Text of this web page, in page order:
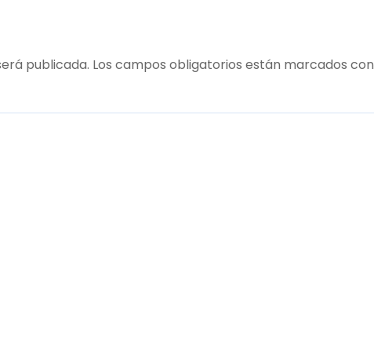
publicada. Los campos obligatorios están marcados con